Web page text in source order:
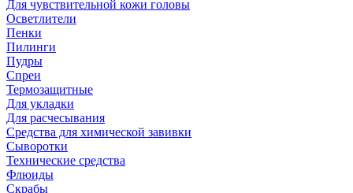
Для чувствительной кожи головы
Осветлители
Пенки
Пилинги
Пудры
Спреи
Термозащитные
Для укладки
Для расчесывания
Средства для химической завивки
Сыворотки
Технические средства
Флюиды
Скрабы